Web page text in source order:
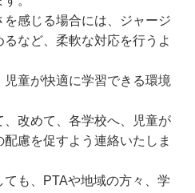
感じる場合には、ジャージ
など、柔軟な対応を行うよ
童が快適に学習できる環境
改めて、各学校へ、児童が
慮を促すよう連絡いたしま
も、PTAや地域の方々、学